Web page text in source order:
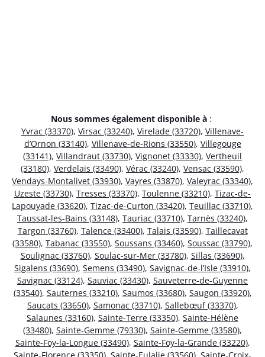
Nous sommes également disponible à :
Yvrac (33370), Virsac (33240), Virelade (33720), Villenave-
d’Ornon (33140), Villenave-de-Rions (33550), Villegouge
(33141), Villandraut (33730), Vignonet (33330), Vertheuil
(33180), Verdelais (33490), Vérac (33240), Vensac (33590),
Vendays-Montalivet (33930), Vayres (33870), Valeyrac (33340),
Uzeste (33730), Tresses (33370), Toulenne (33210), Tizac-de-
Lapouyade (33620), Tizac-de-Curton (33420), Teuillac (33710),
Taussat-les-Bains (33148), Tauriac (33710), Tarnès (33240),
Targon (33760), Talence (33400), Talais (33590), Taillecavat
(33580), Tabanac (33550), Soussans (33460), Soussac (33790),
Soulignac (33760), Soulac-sur-Mer (33780), Sillas (33690),
Sigalens (33690), Semens (33490), Savignac-de-l’Isle (33910),
Savignac (33124), Sauviac (33430), Sauveterre-de-Guyenne
(33540), Sauternes (33210), Saumos (33680), Saugon (33920),
Saucats (33650), Samonac (33710), Sallebœuf (33370),
Salaunes (33160), Sainte-Terre (33350), Sainte-Hélène
(33480), Sainte-Gemme (79330), Sainte-Gemme (33580),
Sainte-Foy-la-Longue (33490), Sainte-Foy-la-Grande (33220),